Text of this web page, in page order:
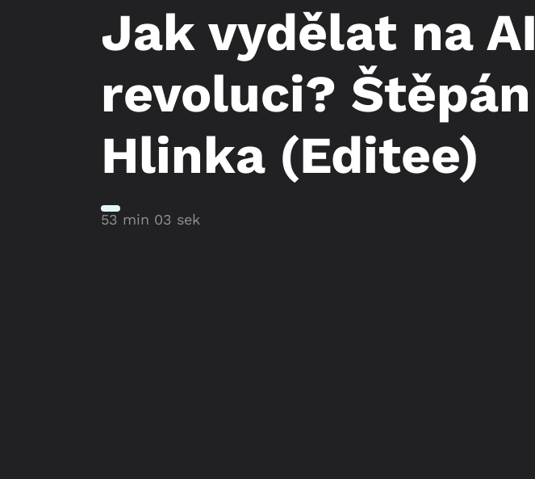
Jak vydělat na AI
revoluci? Štěpán
Hlinka (Editee)
53 min 03 sek